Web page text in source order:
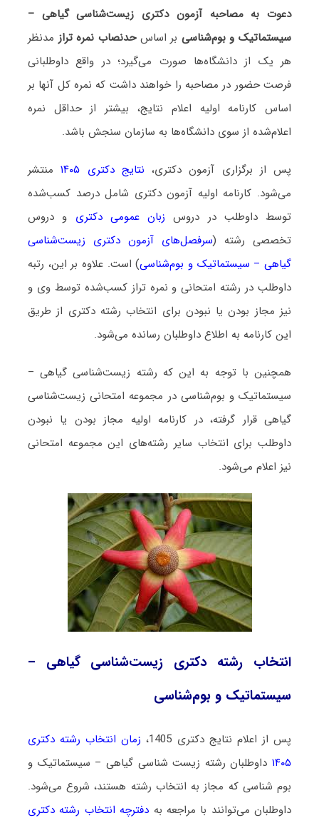
دعوت به مصاحبه آزمون دکتری زیست‌شناسی گیاهی –
سیستماتیک و بو‌‌م‌شناسی بر اساسحدنصاب نمره ترازمدنظر
هر یک از دانشگاه‌ها صورت می‌گیرد؛ در واقع داوطلبانی
فرصت حضور در مصاحبه را خواهند داشت که نمره کل آنها بر
اساس کارنامه اولیه اعلام نتایج، بیشتر از حداقل نمره
اعلام‌شده از سوی دانشگاه‌ها به سازمان سنجش باشد.
پس از برگزاری آزمون دکتری، نتایج دکتری ۱۴۰۵
منتشر
می‌شود. کارنامه اولیه آزمون دکتری شامل درصد کسب‌شده
توسط داوطلب در دروس زبان عمومی دکتری و دروس
تخصصی رشته (سرفصل‌های آزمون دکتری زیست‌شناسی
گیاهی – سیستماتیک و بو‌‌م‌شناسی) است. علاوه بر این، رتبه
داوطلب در رشته امتحانی و نمره تراز کسب‌شده توسط وی و
نیز مجاز بودن یا نبودن برای انتخاب رشته دکتری از طریق
این کارنامه به اطلاع داوطلبان رسانده می‌شود.
همچنین با توجه به این که رشته زیست‌شناسی گیاهی –
سیستماتیک و بو‌‌م‌شناسی در مجموعه امتحانی زیست‌شناسی
گیاهی قرار گرفته، در کارنامه اولیه مجاز بودن یا نبودن
داوطلب برای انتخاب سایر رشته‌های این مجموعه امتحانی
نیز اعلام می‌شود.
انتخاب رشته دکتری زیست‌شناسی گیاهی –
سیستماتیک و بو‌‌م‌شناسی
پس از اعلام نتایج دکتری 1405،
زمان انتخاب رشته دکتری
۱۴۰۵داوطلبان رشته زیست ‌شناسی گیاهی – سیستماتیک و
بو‌‌م‌ شناسی که مجاز به انتخاب رشته هستند، شروع می‌شود.
داوطلبان می‌توانند با مراجعه به دفترچه انتخاب رشته دکتری